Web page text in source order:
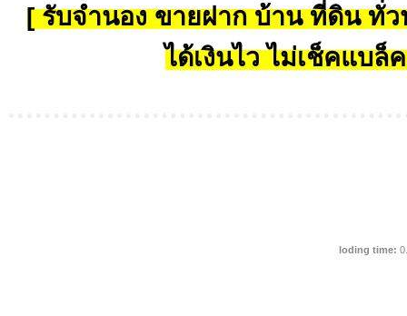
[ รับจำนอง ขายฝาก บ้าน ที่ดิน ทั่ว
ได้เงินไว ไม่เช็คแบล็
loding time: